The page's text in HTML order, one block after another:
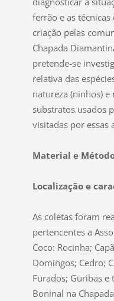
ferrão e as
criação pelas
Chapada
pretende-se
relativa das
natureza (ninhos)
substratos usados
visitadas por essas
Material e
Localização e
As coletas foram
pertencentes a
Coco: Rocinha;
Domingos; Cedro;
Furados; Guribas
Boninal na